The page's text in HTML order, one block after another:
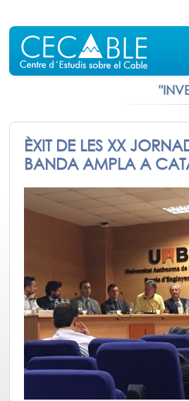
ÈXIT DE LES XX
BANDA AMPLA A